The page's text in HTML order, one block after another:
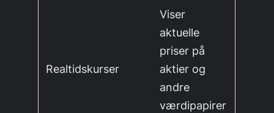
Realtidskurser
Viser
aktuelle
priser på
aktier og
andre
værdipapirer